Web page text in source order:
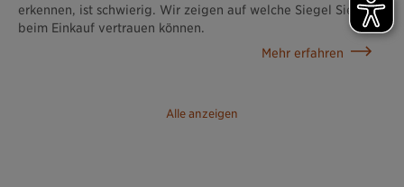
Alle anzeigen
erkennen, ist schwierig. Wir zeigen auf welche Siegel Sie
beim Einkauf vertrauen können.
Mehr erfahren